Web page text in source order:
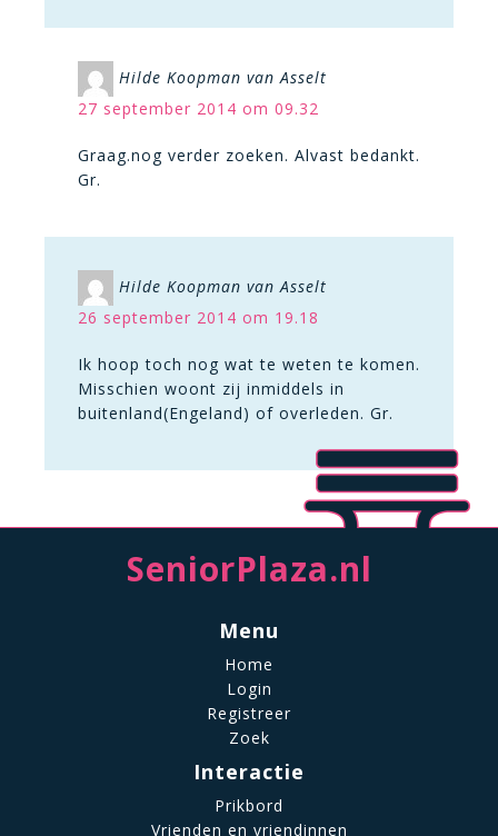
Hilde Koopman van Asselt
27 september 2014 om 09.32
Graag.nog verder zoeken. Alvast bedankt.
Gr.
Hilde Koopman van Asselt
26 september 2014 om 19.18
Ik hoop toch nog wat te weten te komen.
Misschien woont zij inmiddels in
buitenland(Engeland) of overleden. Gr.
SeniorPlaza.nl
Menu
Home
Login
Registreer
Zoek
Interactie
Prikbord
Vrienden en vriendinnen